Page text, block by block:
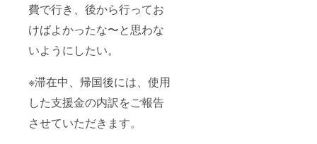
費で行き、後から行ってお
けばよかったな〜と思わな
いようにしたい。
※滞在中、帰国後には、使用
した支援金の内訳をご報告
させていただきます。